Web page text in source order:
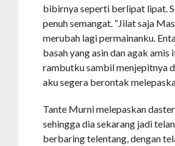
bibirnya seperti berlipat lipat.
penuh semangat. “Jilat saja
merubah lagi permainanku.
basah yang asin dan agak
rambutku sambil menjepitnya
aku segera berontak
Tante Murni melepaskan
sehingga dia sekarang jadi
berbaring telentang, dengan